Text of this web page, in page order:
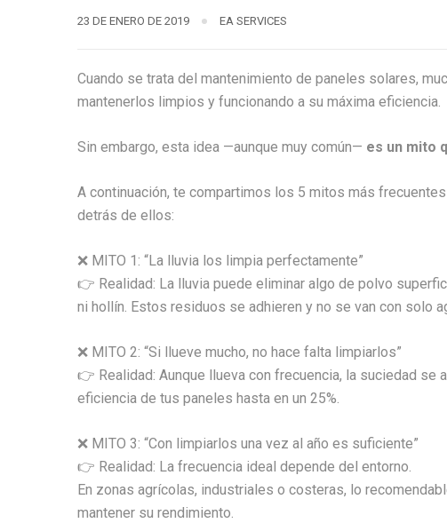
23 DE ENERO DE 2019 EA SERVICES
Cuando se trata del mantenimiento de paneles solares,
mantenerlos limpios y funcionando a su máxima eficiencia.
Sin embargo, esta idea —aunque muy común— es un mito
A continuación, te compartimos los 5 mitos más
detrás de ellos:
❌ MITO 1: “La lluvia los limpia perfectamente”
👉 Realidad: La lluvia puede eliminar algo de polvo
ni hollín. Estos residuos se adhieren y no se van con solo
❌ MITO 2: “Si llueve mucho, no hace falta limpiarlos”
👉 Realidad: Aunque llueva con frecuencia, la suciedad se
eficiencia de tus paneles hasta en un 25%.
❌ MITO 3: “Con limpiarlos una vez al año es suficiente”
👉 Realidad: La frecuencia ideal depende del entorno.
En zonas agrícolas, industriales o costeras, lo
mantener su rendimiento.